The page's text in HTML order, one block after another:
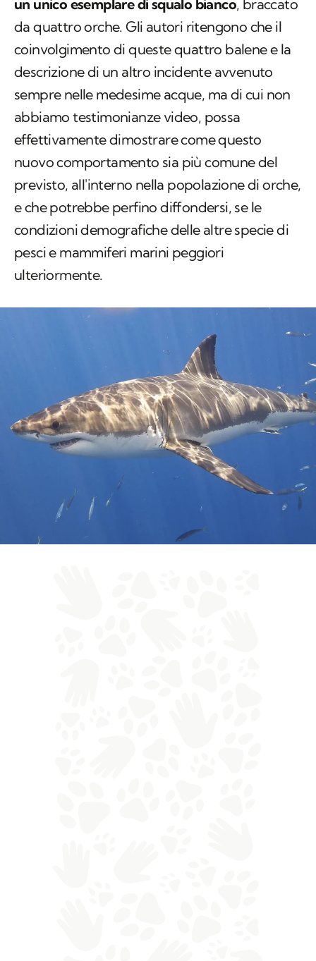
descrizione di un altro incidente avvenuto
sempre nelle medesime acque, ma di cui non
abbiamo testimonianze video, possa
effettivamente dimostrare come questo
nuovo comportamento sia più comune del
previsto, all'interno nella popolazione di orche,
e che potrebbe perfino diffondersi, se le
condizioni demografiche delle altre specie di
pesci e mammiferi marini peggiori
ulteriormente.